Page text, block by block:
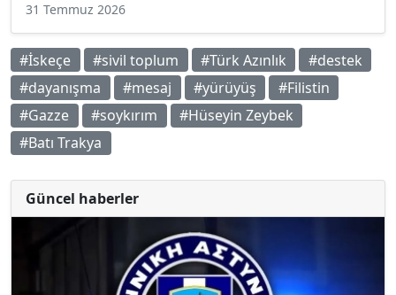
31 Temmuz 2026
#İskeçe #sivil toplum #Türk Azınlık
#destek
#dayanışma
#mesaj #yürüyüş
#Filistin
#Gazze
#soykırım
#Hüseyin Zeybek
#Batı Trakya
Güncel haberler